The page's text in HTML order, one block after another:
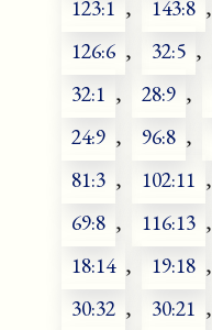
123:1 , 143:8 ,
126:6 , 32:5 ,
32:1 , 28:9 ,
24:9 , 96:8 ,
81:3 , 102:11 ,
69:8 , 116:13 ,
18:14 , 19:18 ,
30:32 , 30:21 ,